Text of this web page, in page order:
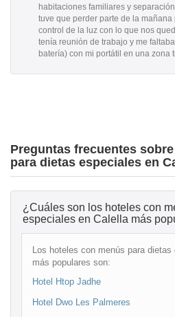
habitaciones familiares y
tuve que perder parte de la
control de la luz con lo que nos
tenía reunión de trabajo y me
batería) con mi portátil en una zona
Preguntas frecuentes
para dietas especiales en
¿Cuáles son los hoteles con menús para dietas
especiales en Calella más
Los hoteles con menús para
más populares son:
Hotel Htop Jadhe
Hotel Dwo Les Palmeres